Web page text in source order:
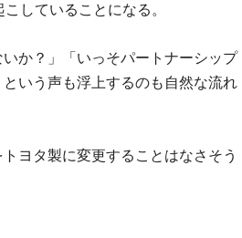
していることになる。
か？」「いっそパートナーシップ
いう声も浮上するのも自然な流れ
ヨタ製に変更することはなさそう